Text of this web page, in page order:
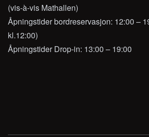
(vis-à-vis Mathallen)
Åpningstider bordreservasjon: 12:00 –
kl.12:00)
Åpningstider Drop-in: 13:00 – 19:00